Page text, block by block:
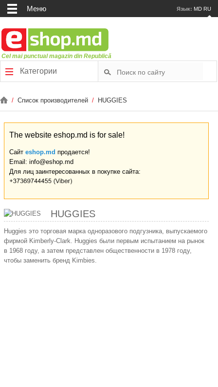
Меню Язык: MD RU
Cel mai punctual magazin din Republică
Категории
/ Список производителей / HUGGIES
The website eshop.md is for sale!
Сайт eshop.md продается!
Email: info@eshop.md
Для лиц заинтересованных в покупке сайта:
HUGGIES
Huggies это торговая марка одноразового подгузника, выпускаемого
фирмой Kimberly-Clark. Huggies были первым испытанием на рынок
в 1968 году, а затем представлен общественности в 1978 году,
чтобы заменить бренд Kimbies.